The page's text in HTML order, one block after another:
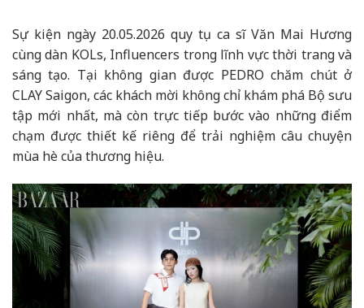
Sự kiện ngày 20.05.2026 quy tụ ca sĩ Văn Mai Hương
cùng dàn KOLs, Influencers trong lĩnh vực thời trang và
sáng tạo. Tại không gian được PEDRO chăm chút ở
CLAY Saigon, các khách mời không chỉ khám phá Bộ sưu
tập mới nhất, mà còn trực tiếp bước vào những điểm
chạm được thiết kế riêng để trải nghiệm câu chuyện
mùa hè của thương hiệu.